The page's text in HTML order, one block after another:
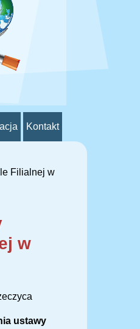
Kontakt
Filialnej w
w
ustawy